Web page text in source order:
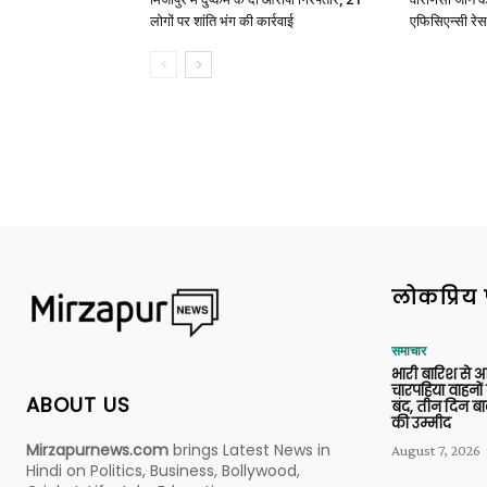
लोगों पर शांति भंग की कार्रवाई
एफिसिएन्सी रेस
ABOUT US
Mirzapurnews.com brings Latest News in
Hindi on Politics, Business, Bollywood,
लोकप्रिय
समाचार
भारी बारिश से
चारपहिया
बंद, तीन दिन
की उम्मीद
August 7, 2026